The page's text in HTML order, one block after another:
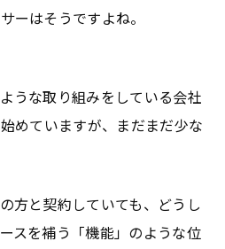
ーはそうですよね。
うな取り組みをしている会社
めていますが、まだまだ少な
方と契約していても、どうし
スを補う「機能」のような位